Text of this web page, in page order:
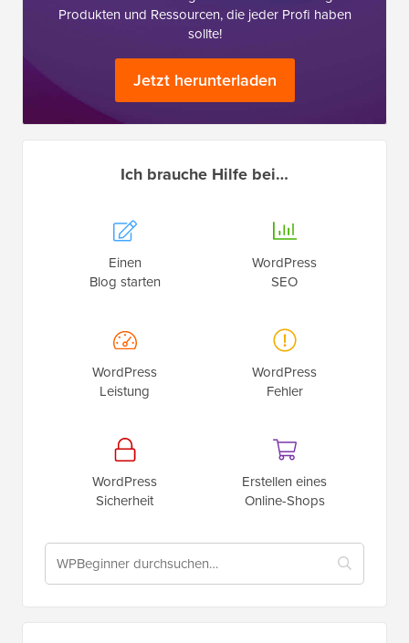
Produkten und Ressourcen, die jeder Profi haben
sollte!
Jetzt herunterladen
Ich brauche Hilfe bei…
Einen
Blog starten
WordPress
SEO
WordPress
Leistung
WordPress
Fehler
WordPress
Sicherheit
Erstellen eines
Online-Shops